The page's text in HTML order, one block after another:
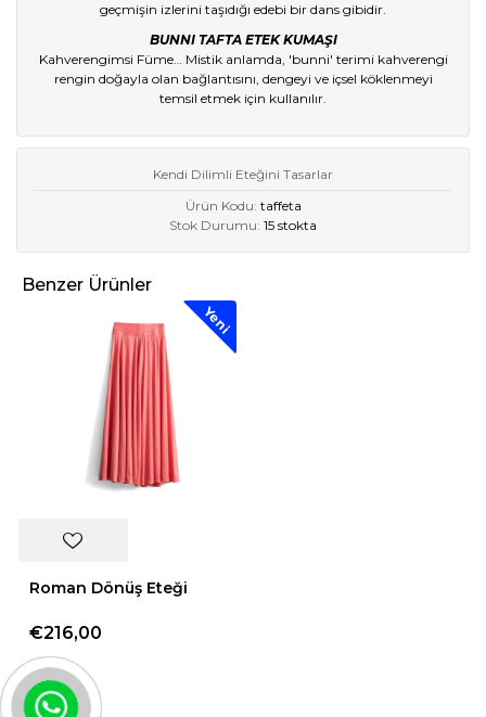
geçmişin izlerini taşıdığı edebi bir dans gibidir.
BUNNI TAFTA ETEK KUMAŞI
Kahverengimsi Füme… Mistik anlamda, 'bunni' terimi kahverengi
rengin doğayla olan bağlantısını, dengeyi ve içsel köklenmeyi
temsil etmek için kullanılır.
Kendi Dilimli Eteğini Tasarlar
Ürün Kodu: taffeta
Stok Durumu: 15 stokta
Benzer Ürünler
Yeni
Roman Dönüş Eteği
€216,00